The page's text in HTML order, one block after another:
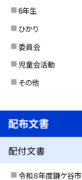
6年生
ひかり
委員会
児童会活動
その他
配布文書
配付文書
令和８年度鎌ケ谷